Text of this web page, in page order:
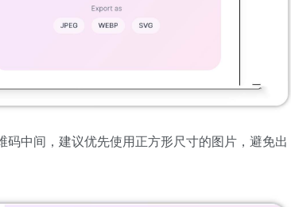
中间，建议优先使用正方形尺寸的图片，避免出